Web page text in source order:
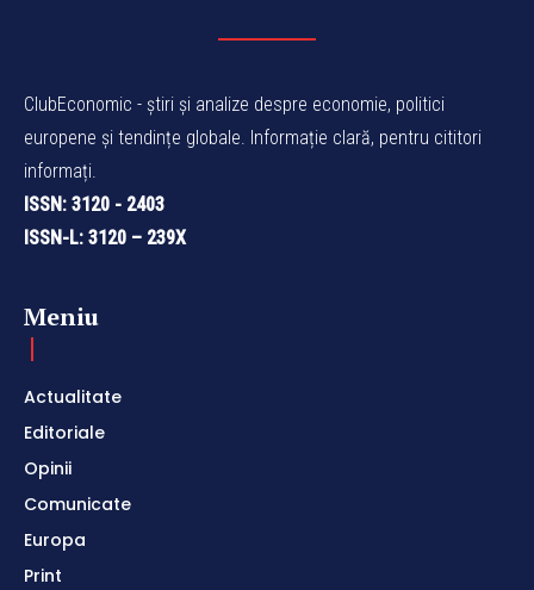
ClubEconomic - știri și analize despre economie, politici
europene și tendințe globale. Informație clară, pentru cititori
informați.
ISSN: 3120 - 2403
ISSN-L: 3120 – 239X
Meniu
Actualitate
Editoriale
Opinii
Comunicate
Europa
Print